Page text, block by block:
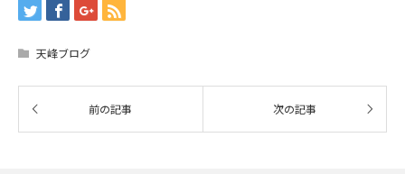
天峰ブログ